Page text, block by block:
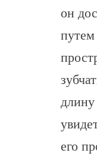
он
путем
его